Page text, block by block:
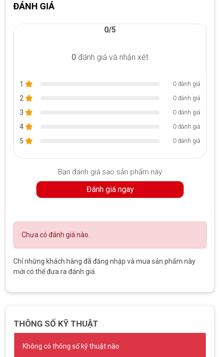
ĐÁNH GIÁ
0/5
0 đánh giá và nhận xét
1 0 đánh giá
2 0 đánh giá
3 0 đánh giá
4 0 đánh giá
5 0 đánh giá
Bạn đánh giá sao sản phẩm này
Đánh giá ngay
Chưa có đánh giá nào.
Chỉ những khách hàng đã đăng nhập và mua sản phẩm này
mới có thể đưa ra đánh giá.
THÔNG SỐ KỸ THUẬT
Không có thông số kỹ thuật nào